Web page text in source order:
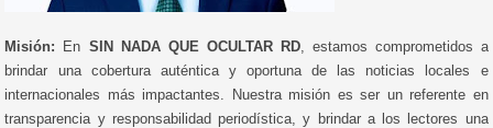
Misión: En SIN NADA QUE OCULTAR RD, estamos comprometidos a
brindar una cobertura auténtica y oportuna de las noticias locales e
internacionales más impactantes. Nuestra misión es ser un referente en
transparencia y responsabilidad periodística, y brindar a los lectores una